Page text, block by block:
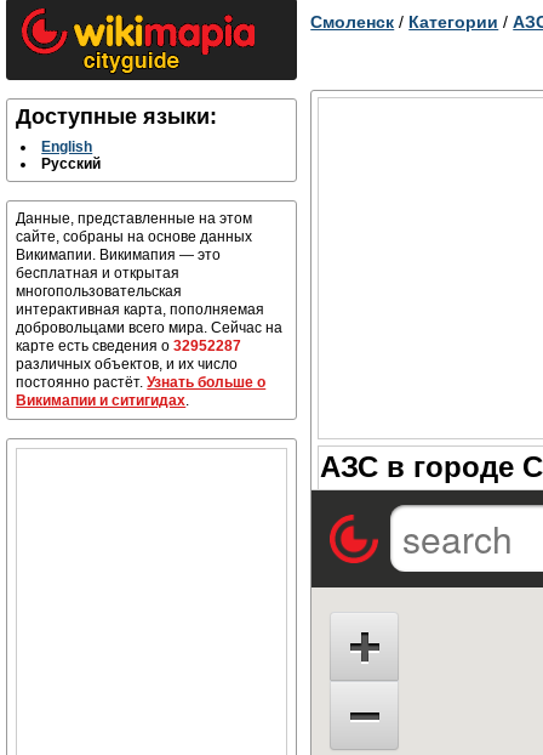
Доступные языки:
English
Русский
Данные, представленные на этом
сайте, собраны на основе данных
Викимапии. Викимапия — это
бесплатная и открытая
многопользовательская
интерактивная карта, пополняемая
добровольцами всего мира. Сейчас на
карте есть сведения о32952287
различных объектов, и их число
постоянно растёт.Узнать больше о
Викимапии и ситигидах.
Смоленск / Категории /
АЗС в городе